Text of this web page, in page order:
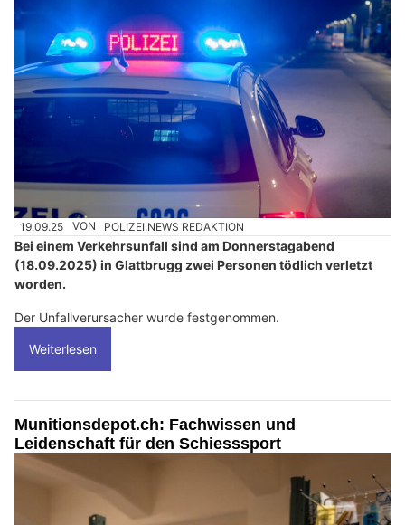
19.09.25 VON POLIZEI.NEWS REDAKTION
Bei einem Verkehrsunfall sind am Donnerstagabend
(18.09.2025) in Glattbrugg zwei Personen tödlich verletzt
worden.
Der Unfallverursacher wurde festgenommen.
Weiterlesen
Munitionsdepot.ch: Fachwissen und
Leidenschaft für den Schiesssport